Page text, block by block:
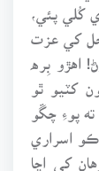
کُلي پئي،
کي عزت
اهڙو بِره
کٽيو ٿو
پوءِ چڱو
ڪو اسراري
کي اڃا